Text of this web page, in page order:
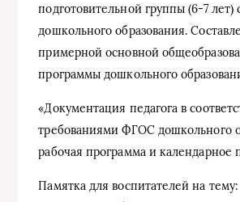
подготовительной группы (6-7
дошкольного образования.
примерной основной
программы дошкольного
«Документация педагога в
требованиями ФГОС дошкольного
рабочая программа и календарное
Памятка для воспитателей на